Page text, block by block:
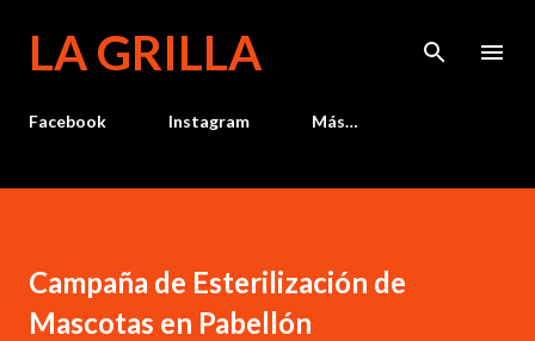
LA GRILLA
Facebook Instagram Más…
Campaña de Esterilización de
Mascotas en Pabellón